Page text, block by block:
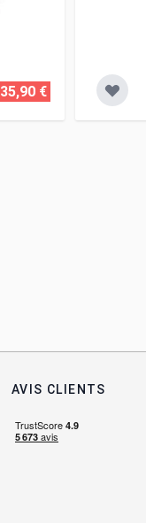
35,90 €
AVIS CLIENTS